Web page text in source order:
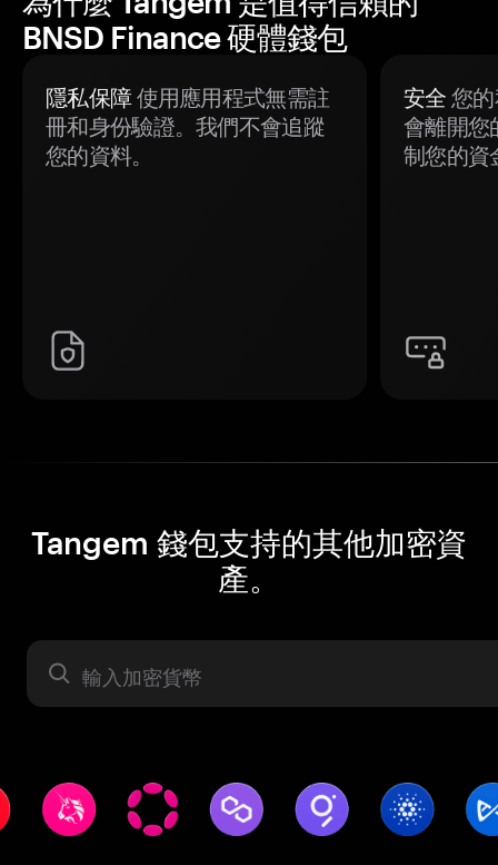
BNSD Finance 硬體錢包
隱私保障使用應用程式無需註
冊和身份驗證。我們不會追蹤
您的資料。
安全 您
會離開您
制您的資
Tangem 錢包支持的其他加密資
產。
資產